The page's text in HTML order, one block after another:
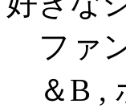
ファ
＆B ,